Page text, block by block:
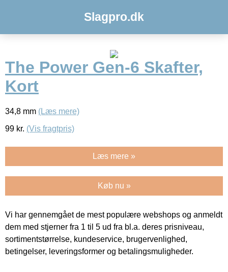
Slagpro.dk
The Power Gen-6 Skafter,
Kort
34,8 mm (Læs mere)
99 kr. (Vis fragtpris)
Læs mere »
Køb nu »
Vi har gennemgået de mest populære webshops og anmeldt
dem med stjerner fra 1 til 5 ud fra bl.a. deres prisniveau,
sortimentstørrelse, kundeservice, brugervenlighed,
betingelser, leveringsformer og betalingsmuligheder.